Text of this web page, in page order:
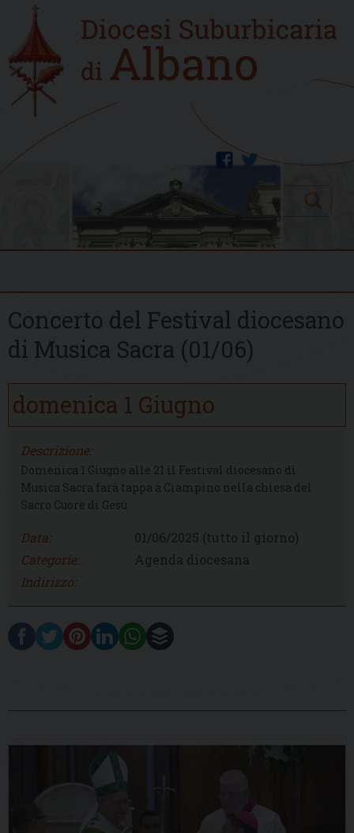
content
Home
new
twitter
facebook
Search
Concerto del Festival diocesano
di Musica Sacra (01/06)
domenica 1 Giugno
Descrizione:
Domenica 1 Giugno alle 21 il Festival diocesano di
Musica Sacra farà tappa a Ciampino nella chiesa del
Sacro Cuore di Gesù
Data: 01/06/2025 (tutto il giorno)
Categorie:
Agenda diocesana
Indirizzo: